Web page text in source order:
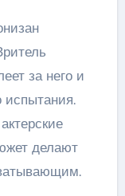
за него и
испытания.
делают